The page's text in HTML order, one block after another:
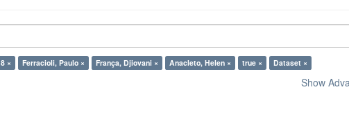
× Ferracioli, Paulo × França, Djiovani × Anacleto, Helen × true × Dataset ×
Show